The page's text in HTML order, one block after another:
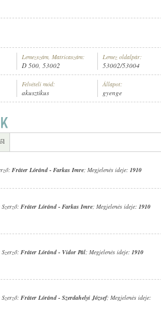
Lemezszám, Matricaszám:
D 500, 53002
Lemez oldalpár:
53002/53004
Felvételi mód:
akusztikus
Állapot:
gyenge
Fráter Lóránd - Farkas Imre; Megjelenés ideje: 1910
Szerző: Fráter Lóránd - Farkas Imre; Megjelenés ideje: 1910
Szerző: Fráter Lóránd - Vidor Pál; Megjelenés ideje: 1910
Szerző: Fráter Lóránd - Szerdahelyi József; Megjelenés ideje: